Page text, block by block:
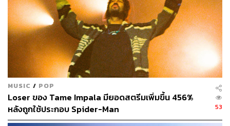
MUSIC / POP
Loser ของ Tame Impala มียอดสตรีมเพิ่มขึ้น 456%
หลังถูกใช้ประกอบ Spider-Man
53